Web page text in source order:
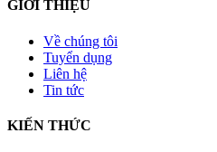
GIỚI THIỆU
Về chúng tôi
Tuyển dụng
Liên hệ
Tin tức
KIẾN THỨC